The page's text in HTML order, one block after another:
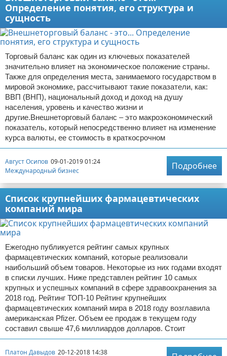
Определение понятия, его структура и
сущность
Торговый баланс как один из ключевых показателей
значительно влияет на экономическое положение страны.
Также для определения места, занимаемого государством в
мировой экономике, рассчитывают такие показатели, как:
ВВП (ВНП), национальный доход и доход на душу
населения, уровень и качество жизни и
другие.Внешнеторговый баланс – это макроэкономический
показатель, который непосредственно влияет на изменение
курса валюты, ее стоимость в краткосрочном
Август Осипов 09-01-2019 01:24
Международный бизнес
Подробнее
Список крупнейших фармацевтических
компаний мира
Ежегодно публикуется рейтинг самых крупных
фармацевтических компаний, которые реализовали
наибольший объем товаров. Некоторые из них годами входят
в списки лучших. Ниже представлен рейтинг 10 самых
крупных и успешных компаний в сфере здравоохранения за
2018 год. Рейтинг ТОП-10 Рейтинг крупнейших
фармацевтических компаний мира в 2018 году возглавила
американская Pfizer. Объем ее продаж в текущем году
составил свыше 47,6 миллиардов долларов. Стоит
Платон Давыдов 20-12-2018 14:38